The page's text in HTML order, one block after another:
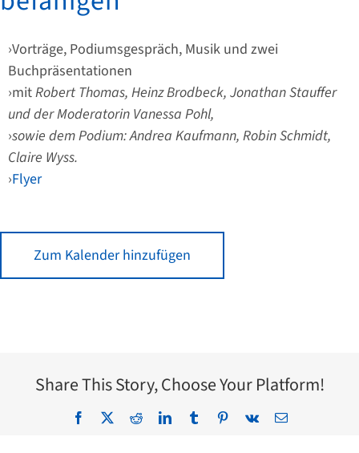
Vorträge, Podiumsgespräch, Musik und zwei
Buchpräsentationen
mitRobert Thomas, Heinz Brodbeck, Jonathan Stauffer
und der Moderatorin Vanessa Pohl,
sowie dem Podium: Andrea Kaufmann, Robin Schmidt,
Claire Wyss.
Flyer
Zum Kalender hinzufügen
Share This Story, Choose Your Platform!
Facebook
X RedditLinkedInTumblrPinterest
Vk
E-